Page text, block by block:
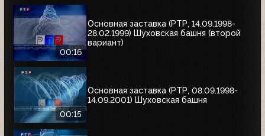
00:16
Основная заставка (РТР, 14.09.1998-
28.02.1999) Шуховская башня (второй
вариант)
00:15
Основная заставка (РТР, 08.09.1998-
14.09.2001) Шуховская башня